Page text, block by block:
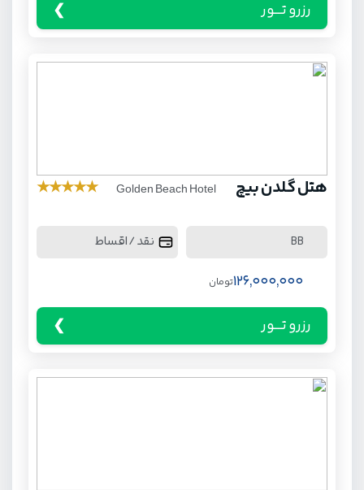
رزرو تـــور
هتل گلدن بیچ Golden Beach Hotel
★
★
★
★
★
BB نقد / اقساط
126,000,000تومان
رزرو تـــور